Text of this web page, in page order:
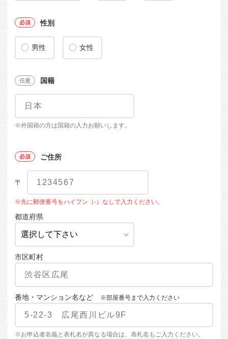
性別
男性 女性
国籍
※外国籍の方は国籍の入力お願いします。
ご住所
〒
※先に郵便番号をハイフン（-）なしで入力ください。
都道府県
市区町村
番地・マンション名など ※部屋番号まで入力ください
※お申込者名義と表札名が異なる場合は、表札名もご入力ください。